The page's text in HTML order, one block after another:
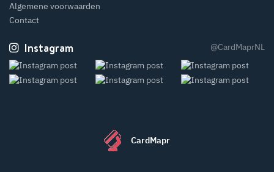
Algemene voorwaarden
Contact
Instagram @CardMaprNL
CardMapr